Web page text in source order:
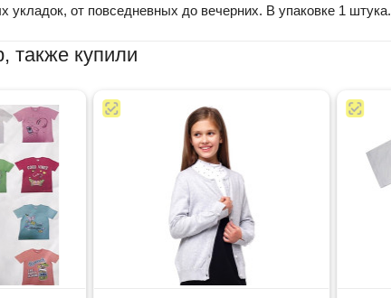
укладок, от повседневных до вечерних. В упаковке 1 штука.
также купили